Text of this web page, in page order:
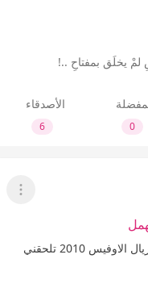
لمْ يخلَق بمفتاحِ ..!
0
الأصدقاء
6
عرض
السلام عليكم كيفكم صبايا ؟ اللي تعرف سيريال الاوفيس 2010 تلحقني